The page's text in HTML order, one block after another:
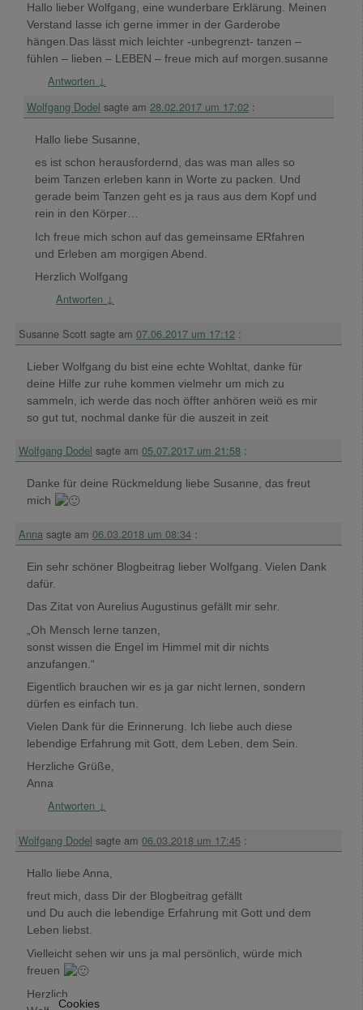
Hallo lieber Wolfgang, eine wunderbare Erklärung. Meinen
Verstand lasse ich gerne immer in der Garderobe
hängen.Das lässt mich leichter -unbegrenzt- tanzen –
fühlen – lieben – LEBEN – freue mich auf morgen.susanne
Antworten ↓
Wolfgang Dodel sagte am 28.02.2017 um 17:02 :
Hallo liebe Susanne,
es ist schon herausfordernd, das was man alles so
beim Tanzen erleben kann in Worte zu packen. Und
gerade beim Tanzen geht es ja raus aus dem Kopf und
rein in den Körper…
Ich freue mich schon auf das gemeinsame ERfahren
und Erleben am morgigen Abend.
Herzlich Wolfgang
Antworten ↓
Susanne Scott sagte am 07.06.2017 um 17:12 :
Lieber Wolfgang du bist eine echte Wohltat, danke für
deine Hilfe zur ruhe kommen vielmehr um mich zu
sammeln, ich werde das noch öffter anhören weiö es mir
so gut tut, nochmal danke für die auszeit in zeit
Wolfgang Dodel sagte am 05.07.2017 um 21:58 :
Danke für deine Rückmeldung liebe Susanne, das freut
mich
Anna sagte am 06.03.2018 um 08:34 :
Ein sehr schöner Blogbeitrag lieber Wolfgang. Vielen Dank
dafür.
Das Zitat von Aurelius Augustinus gefällt mir sehr.
„Oh Mensch lerne tanzen,
sonst wissen die Engel im Himmel mit dir nichts
anzufangen.“
Eigentlich brauchen wir es ja gar nicht lernen, sondern
dürfen es einfach tun.
Vielen Dank für die Erinnerung. Ich liebe auch diese
lebendige Erfahrung mit Gott, dem Leben, dem Sein.
Herzliche Grüße,
Anna
Antworten ↓
Wolfgang Dodel sagte am 06.03.2018 um 17:45 :
Hallo liebe Anna,
freut mich, dass Dir der Blogbeitrag gefällt
und Du auch die lebendige Erfahrung mit Gott und dem
Leben liebst.
Vielleicht sehen wir uns ja mal persönlich, würde mich
freuen
Herzlich
Cookies